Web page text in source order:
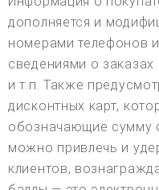
дополняется и
номерами телефонов
сведениями о заказах
и т.п. Также
дисконтных карт,
обозначающие сумму
можно привлечь и
клиентов,